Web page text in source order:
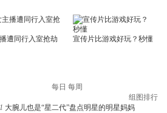
每日 每周
组图排行
1 大腕儿也是“星二代”盘点明星的明星妈妈